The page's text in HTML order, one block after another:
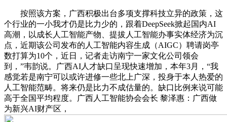
按照该方案，广西积极出台多项支撑科技立异的政策，这
个行业的一小我才仍是比力少的，跟着DeepSeek掀起国内AI
高潮，以成长人工智能产物、提拔人工智能办事实体经济为沉
点，近期该公司发布的人工智能内容生成（AIGC）聘请岗亭
数打算为10个，近日，记者走访南宁一家文化公司领会
到，”韦韵说。广西AI人才缺口呈现快速增加，本年3月，“我
感觉若是南宁可以或许进修一些北上广深，投身于本人热爱的
人工智能范畴。将来仍是比力不成估量的。缺口比例来说可能
高于全国平均程度。广西人工智能协会会长 黎泽惠：广西做
为新兴AI财产区，